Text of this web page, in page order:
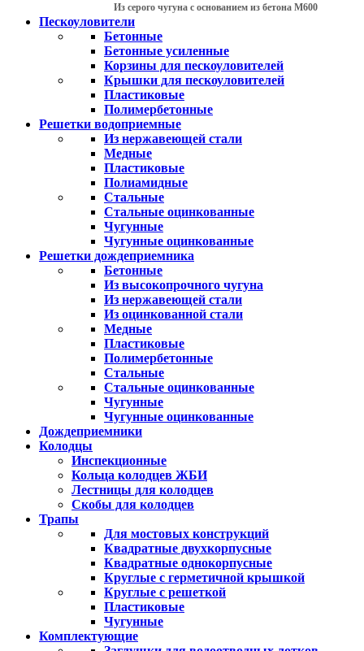
Из серого чугуна с основанием из бетона М600
Пескоуловители
Бетонные
Бетонные усиленные
Корзины для пескоуловителей
Крышки для пескоуловителей
Пластиковые
Полимербетонные
Решетки водоприемные
Из нержавеющей стали
Медные
Пластиковые
Полиамидные
Стальные
Стальные оцинкованные
Чугунные
Чугунные оцинкованные
Решетки дождеприемника
Бетонные
Из высокопрочного чугуна
Из нержавеющей стали
Из оцинкованной стали
Медные
Пластиковые
Полимербетонные
Стальные
Стальные оцинкованные
Чугунные
Чугунные оцинкованные
Дождеприемники
Колодцы
Инспекционные
Кольца колодцев ЖБИ
Лестницы для колодцев
Скобы для колодцев
Трапы
Для мостовых конструкций
Квадратные двухкорпусные
Квадратные однокорпусные
Круглые с герметичной крышкой
Круглые с решеткой
Пластиковые
Чугунные
Комплектующие